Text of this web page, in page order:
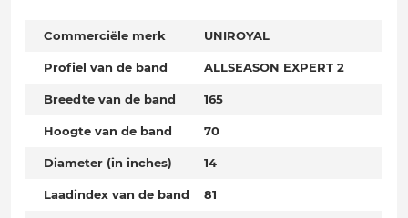
Commerciële merk UNIROYAL
Profiel van de band ALLSEASON EXPERT 2
Breedte van de band 165
Hoogte van de band 70
Diameter (in inches) 14
Laadindex van de band 81